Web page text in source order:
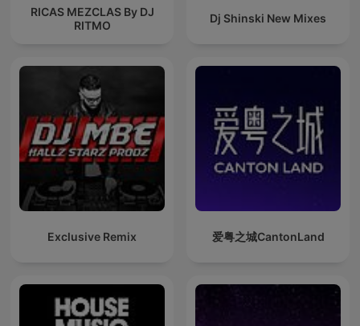
RICAS MEZCLAS By DJ
RITMO
Dj Shinski New Mixes
Exclusive Remix 爱粤之城CantonLand